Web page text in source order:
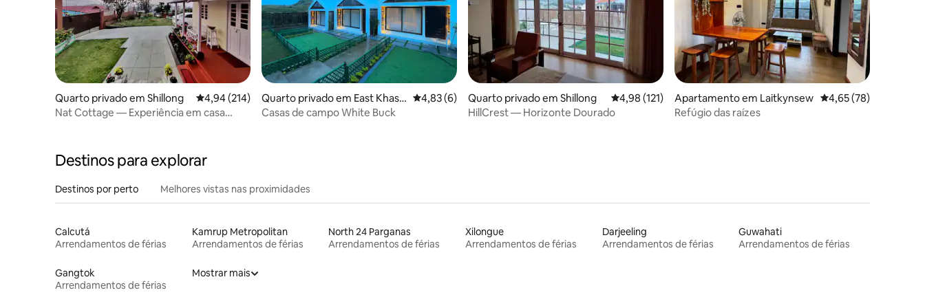
Quarto privado em Shillong Classificação média de 4,94 em 5 estrelas, 214avaliações
4,94 (214)
Nat Cottage — Experiência em casa
Quarto privado em East Khasi
Hills
Classificação média de 4,83 em 5 estrelas, 6avaliações
4,83 (6)
Casas de campo White Buck
Quarto privado em Shillong Classificação média de 4,98 em 5 estrelas, 121avaliações
4,98 (121)
HillCrest — Horizonte Dourado
Apartamento em Laitkynsew Classificação média
4,65 (78)
Refúgio das raízes
Destinos para explorar
Destinos por perto Melhores vistas nas proximidades
Calcutá
Arrendamentos de férias
Kamrup Metropolitan
Arrendamentos de férias
North 24 Parganas
Arrendamentos de férias
Xilongue
Arrendamentos de férias
Darjeeling
Arrendamentos de férias
Guwahati
Arrendamentos de férias
Gangtok
Arrendamentos de férias
Mostrar mais